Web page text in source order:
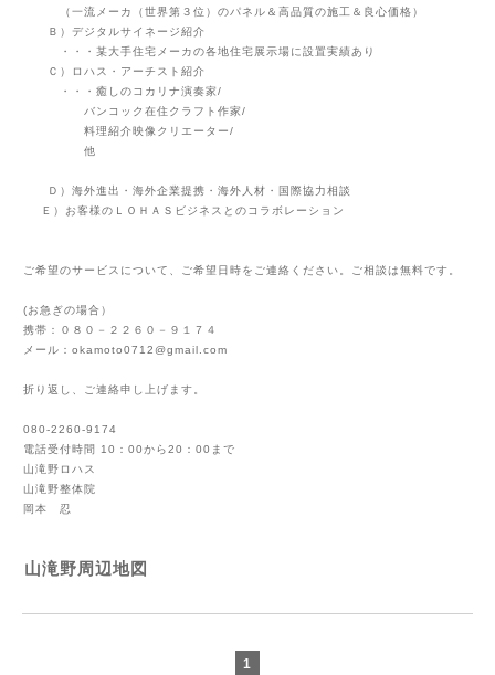
（一流メーカ（世界第３位）のパネル＆高品質の施工＆良心価格）
Ｂ）デジタルサイネージ紹介
・・・某大手住宅メーカの各地住宅展示場に設置実績あり
Ｃ）ロハス・アーチスト紹介
・・・癒しのコカリナ演奏家/
バンコック在住クラフト作家/
料理紹介映像クリエーター/
他
Ｄ）海外進出・海外企業提携・海外人材・国際協力相談
Ｅ）お客様の ＬＯＨＡＳビジネスとのコラボレーション
ご希望のサービスについて、ご希望日時をご連絡ください。ご相談は無料です。
(お急ぎの場合）
携帯：０８０－２２６０－９１７４
メール：okamoto0712@gmail.com
折り返し、ご連絡申し上げます。
080-2260-9174
電話受付時間 10：00から20：00まで
山滝野ロハス
山滝野整体院
岡本 忍
山滝野周辺地図
1